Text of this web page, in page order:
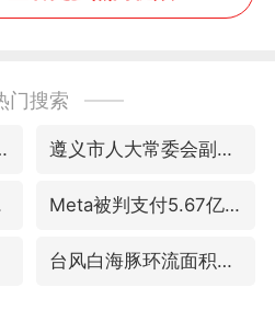
门搜索
5.6 Luna 遵义市人大常委会副主任刘东明被查
惊 Meta被判支付5.67亿美元
台风白海豚环流面积近似13个浙江